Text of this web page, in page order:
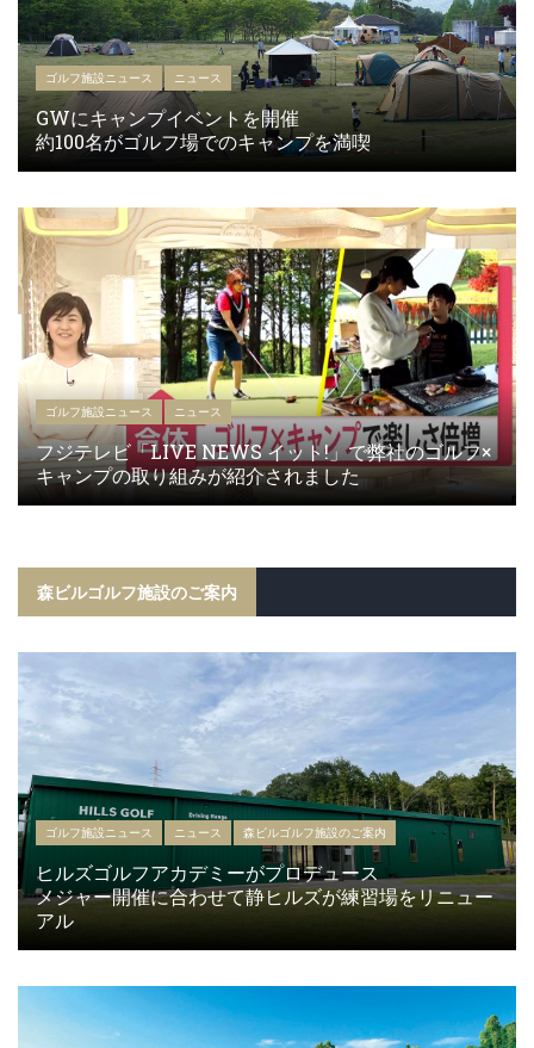
ゴルフ施設ニュース ニュース
GWにキャンプイベントを開催
約100名がゴルフ場でのキャンプを満喫
ゴルフ施設ニュース ニュース
フジテレビ「LIVE NEWS イット!」で弊社のゴルフ×
キャンプの取り組みが紹介されました
森ビルゴルフ施設のご案内
ゴルフ施設ニュース ニュース 森ビルゴルフ施設のご案内
ヒルズゴルフアカデミーがプロデュース
メジャー開催に合わせて静ヒルズが練習場をリニュー
アル